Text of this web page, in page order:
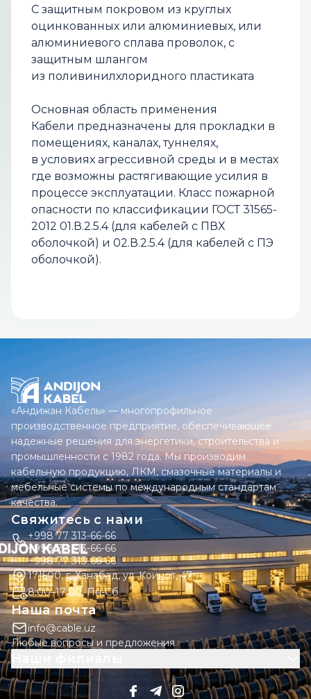
С защитным покровом из круглых
оцинкованных или алюминиевых, или
алюминиевого сплава проволок, с
защитным шлангом
из поливинилхлоридного пластиката
Основная область применения
Кабели предназначены для прокладки в
помещениях, каналах, туннелях,
в условиях агрессивной среды и в местах
где возможны растягивающие усилия в
процессе эксплуатации. Класс пожарной
опасности по классификации ГОСТ 31565-
2012 01.В.2.5.4 (для кабелей с ПВХ
оболочкой) и 02.В.2.5.4 (для кабелей с ПЭ
оболочкой).
«Андижан Кабель» — многопрофильное
производственное предприятие, обеспечивающее
надежные решения для энергетики, строительства и
промышленности с 1982 года. Мы производим
кабельную продукцию, ЛКМ, смазочные материалы и
мебельные системы по международным стандартам
качества.
Свяжитесь с нами
+998 77 313-66-66
+998 77 313-66-66
+998 77 313-66-66
171500, г. Ханабад, ул. Коинот, 47
8:00–17:00, Пн-Сб
Наша почта
info@cable.uz
Любые вопросы и предложения